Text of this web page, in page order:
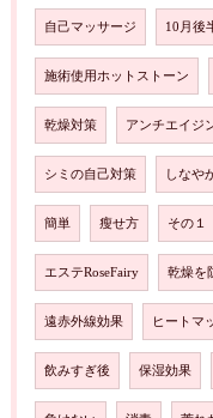
自己マッサージ 10月後
施術使用ホットストーン
乾燥対策 アンチエイジ
シミの自己対策 しなや
簡単 瘦せ方 その１
エステRoseFairy 乾燥を
遠赤外線効果 ヒートマ
飲みすぎ後 保湿効果